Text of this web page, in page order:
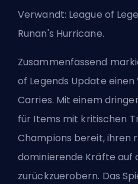
Verwandt: League of
Runan's Hurricane.
Zusammenfassend
of Legends Update
Carries. Mit einem
für Items mit kritischen
Champions bereit, ihren
dominierende Kräfte auf
zurückzuerobern. Das